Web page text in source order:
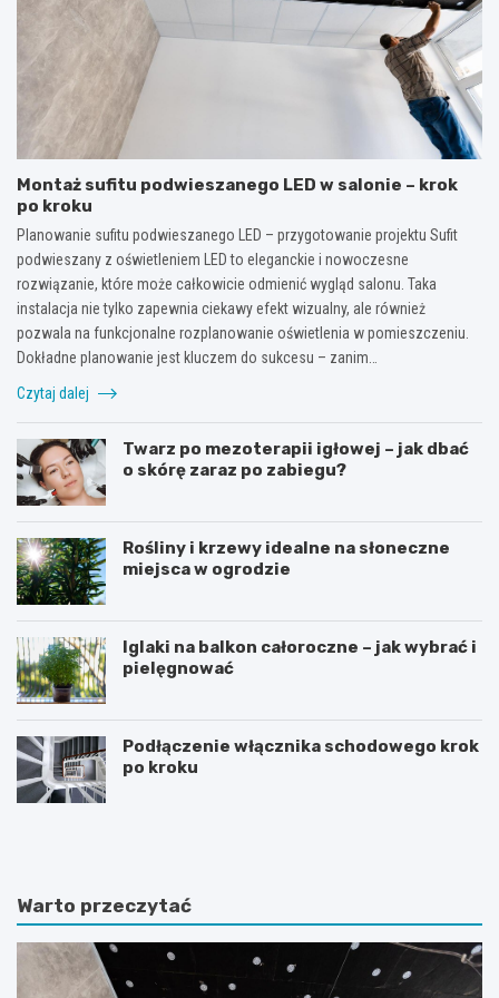
Montaż sufitu podwieszanego LED w salonie – krok
po kroku
Planowanie sufitu podwieszanego LED – przygotowanie projektu Sufit
podwieszany z oświetleniem LED to eleganckie i nowoczesne
rozwiązanie, które może całkowicie odmienić wygląd salonu. Taka
instalacja nie tylko zapewnia ciekawy efekt wizualny, ale również
pozwala na funkcjonalne rozplanowanie oświetlenia w pomieszczeniu.
Dokładne planowanie jest kluczem do sukcesu – zanim…
Czytaj dalej
Twarz po mezoterapii igłowej – jak dbać
o skórę zaraz po zabiegu?
Rośliny i krzewy idealne na słoneczne
miejsca w ogrodzie
Iglaki na balkon całoroczne – jak wybrać i
pielęgnować
Podłączenie włącznika schodowego krok
po kroku
R
n
y
d
C
e
t
a
Warto przeczytać